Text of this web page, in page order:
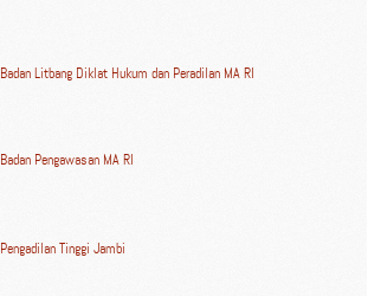
Badan Litbang Diklat Hukum dan Peradilan MA RI
Badan Pengawasan MA RI
Pengadilan Tinggi Jambi